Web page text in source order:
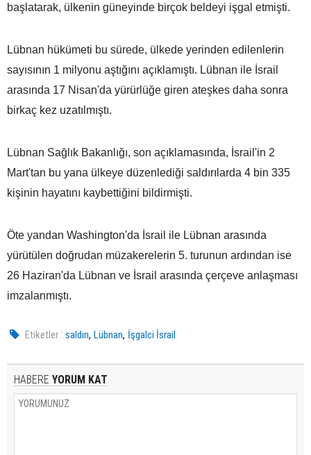
başlatarak, ülkenin güneyinde birçok beldeyi işgal etmişti.
Lübnan hükümeti bu sürede, ülkede yerinden edilenlerin
sayısının 1 milyonu aştığını açıklamıştı. Lübnan ile İsrail
arasında 17 Nisan'da yürürlüğe giren ateşkes daha sonra
birkaç kez uzatılmıştı.
Lübnan Sağlık Bakanlığı, son açıklamasında, İsrail'in 2
Mart'tan bu yana ülkeye düzenlediği saldırılarda 4 bin 335
kişinin hayatını kaybettiğini bildirmişti.
Öte yandan Washington'da İsrail ile Lübnan arasında
yürütülen doğrudan müzakerelerin 5. turunun ardından ise
26 Haziran'da Lübnan ve İsrail arasında çerçeve anlaşması
imzalanmıştı.
Etiketler : saldırı,Lübnan, İşgalci İsrail
HABERE YORUM KAT